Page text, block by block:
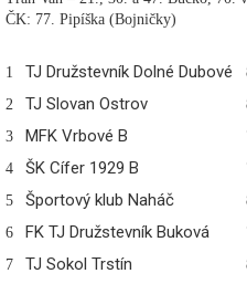
ČK: 77. Pipíška (Bojničky)
1 TJ Družstevník Dolné Dubové
2
TJ Slovan Ostrov
3
MFK Vrbové B
4
ŠK Cífer 1929 B
5
Športový klub Naháč
6
FK TJ Družstevník Buková
7
TJ Sokol Trstín